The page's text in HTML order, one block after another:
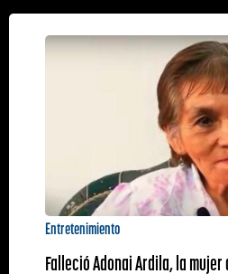
Entretenimiento
Falleció Adonai Ardila, la